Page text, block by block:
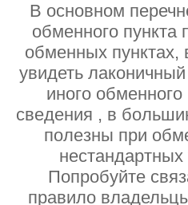
В основном
обменного
обменных пунктах,
увидеть
иного обменного
сведения , в
полезны при
Попробуйте
правило